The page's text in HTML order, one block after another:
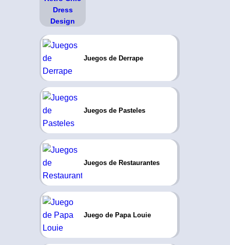
Juegos de Derrape
Juegos de Pasteles
Juegos de Restaurantes
Juego de Papa Louie